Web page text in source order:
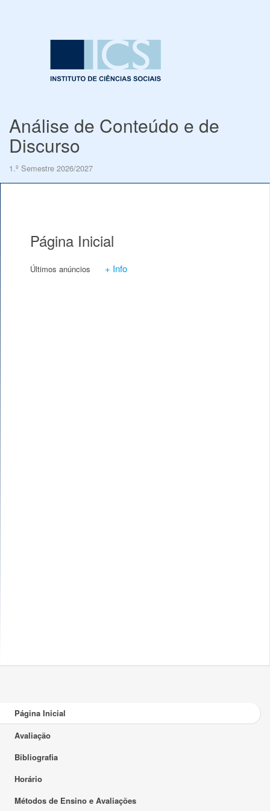
Análise de Conteúdo e de
Discurso
1.º Semestre 2026/2027
Página Inicial
Últimos anúncios + Info
Página Inicial
Avaliação
Bibliografia
Horário
Métodos de Ensino e Avaliações